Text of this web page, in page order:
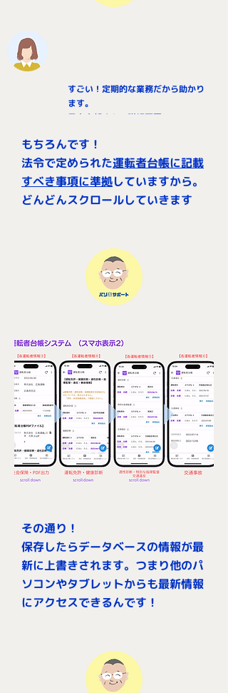
すごい！定期的な業務だから助かり
ます。
日本太郎さんの詳細画面
もちろんです！
法令で定められた運転者台帳に記載
すべき事項に準拠していますから。
どんどんスクロールしていきます
その通り！
保存したらデータベースの情報が最
新に上書きされます。つまり他のパ
ソコンやタブレットからも最新情報
にアクセスできるんです！